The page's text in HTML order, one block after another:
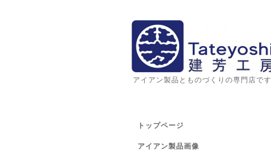
アイアン製品とものづくりの専門店です
トップページ
アイアン製品画像